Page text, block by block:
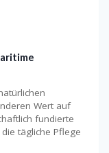
Wert auf
fundierte
tägliche Pflege